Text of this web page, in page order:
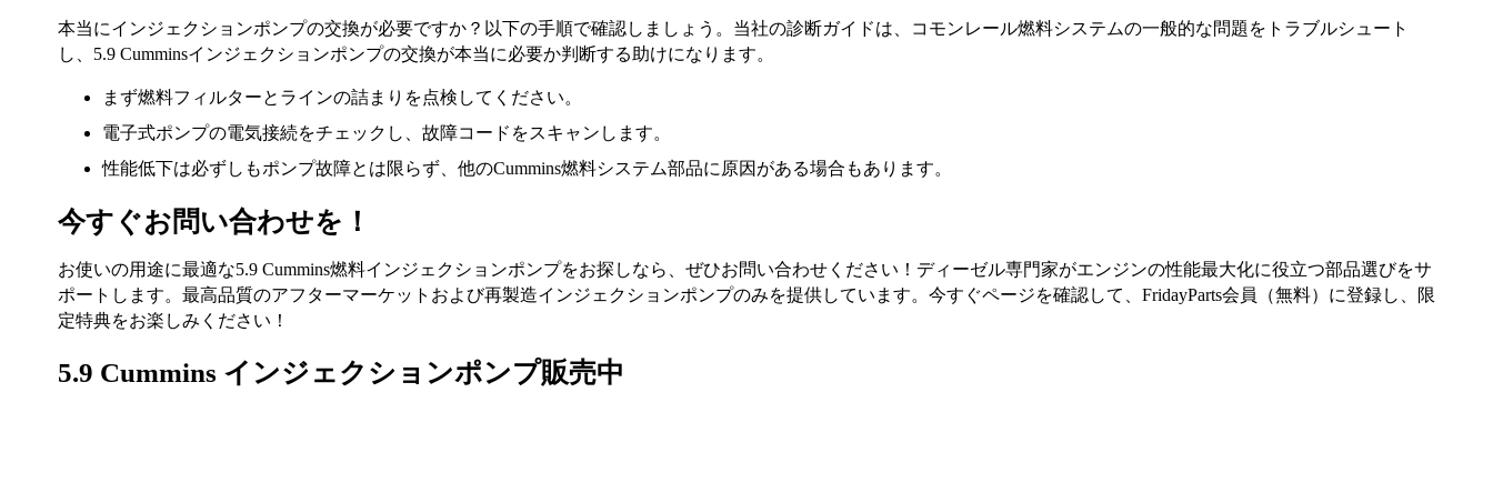
本当にインジェクションポンプの交換が必要ですか？以下の手順で確認しましょう。当社の診断ガイドは、コモンレール燃料システムの一般的な問題をトラブルシュート
し、5.9 Cumminsインジェクションポンプの交換が本当に必要か判断する助けになります。
まず燃料フィルターとラインの詰まりを点検してください。
電子式ポンプの電気接続をチェックし、故障コードをスキャンします。
性能低下は必ずしもポンプ故障とは限らず、他のCummins燃料システム部品に原因がある場合もあります。
今すぐお問い合わせを！
お使いの用途に最適な5.9 Cummins燃料インジェクションポンプをお探しなら、ぜひお問い合わせください！ディーゼル専門家がエンジンの性能最大化に役立つ部品選びをサ
ポートします。最高品質のアフターマーケットおよび再製造インジェクションポンプのみを提供しています。今すぐページを確認して、FridayParts会員（無料）に登録し、限
定特典をお楽しみください！
5.9 Cummins インジェクションポンプ販売中